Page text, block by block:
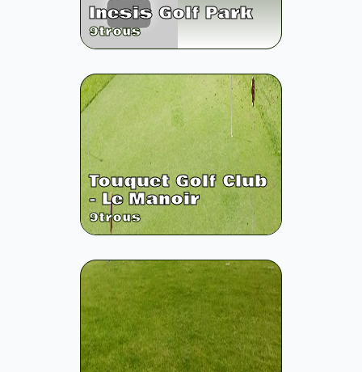
Inesis Golf Park
9trous
Touquet Golf Club
- Le Manoir
9trous